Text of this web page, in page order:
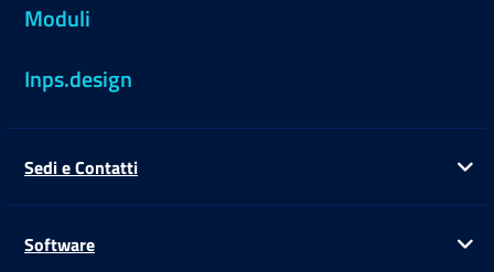
Moduli
Inps.design
Sedi e Contatti
Software